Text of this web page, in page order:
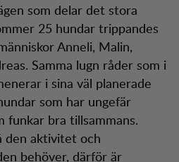
som delar det stora
25 hundar trippandes
Anneli, Malin,
Samma lugn råder som i
i sina väl planerade
som har ungefär
funkar bra tillsammans.
den aktivitet och
behöver, därför är